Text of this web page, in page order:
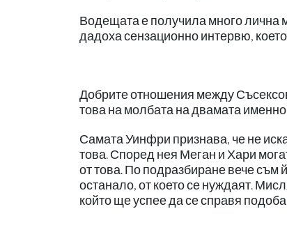
Водещата е получила много лична
дадоха сензационно интервю,
Добрите отношения между
това на молбата на двамата
Самата Уинфри признава, че не
това. Според нея Меган и Хари
от това. По подразбиране вече съм
останало, от което се нуждаят.
който ще успее да се справя